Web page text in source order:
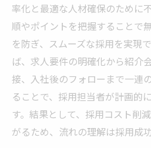
人材紹介ならではの
スムーズな人材紹介活用
人材紹介の流れを活
人材紹介活用で失敗
人材紹介サービスで
人材紹介の流れと内
人材紹介を活用する
率化と最適な人材確保のために
順やポイントを把握することで
を防ぎ、スムーズな採用を実現
ば、求人要件の明確化から紹介
接、入社後のフォローまで一連
ることで、採用担当者が計画的
す。結果として、採用コスト削
がるため、流れの理解は採用成